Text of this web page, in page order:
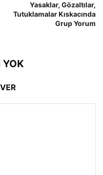
Yasaklar, Gözaltılar,
Tutuklamalar Kıskacında
Grup Yorum
YOK